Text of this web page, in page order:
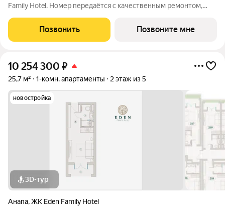
Family Hotel. Номер передаётся с качественным ремонтом,
заселению или сдаче в аренду. Прямая продажа от
застройщика, прозрачные условия,
Позвонить Позвоните мне
10 254 300 ₽
25,7 м² 1-комн. апартаменты 2 этаж из 5
новостройка
3D-тур
Анапа,ЖК Eden Family Hotel